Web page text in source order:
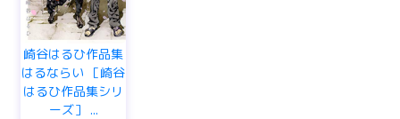
崎谷はるひ作品集
はるならい ［崎谷
はるひ作品集シリ
ーズ］ ...